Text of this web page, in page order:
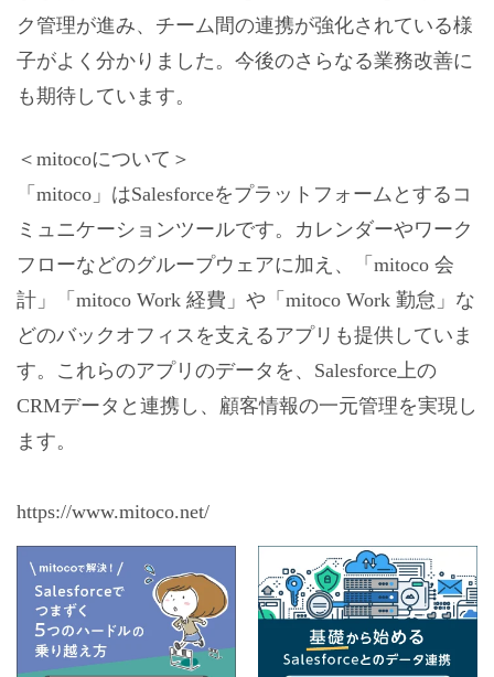
ク管理が進み、チーム間の連携が強化されている様
子がよく分かりました。今後のさらなる業務改善に
も期待しています。
＜mitocoについて＞
「mitoco」はSalesforceをプラットフォームとするコ
ミュニケーションツールです。カレンダーやワーク
フローなどのグループウェアに加え、「mitoco 会
計」「mitoco Work 経費」や「mitoco Work 勤怠」な
どのバックオフィスを支えるアプリも提供していま
す。これらのアプリのデータを、Salesforce上の
CRMデータと連携し、顧客情報の一元管理を実現し
ます。
https://www.mitoco.net/